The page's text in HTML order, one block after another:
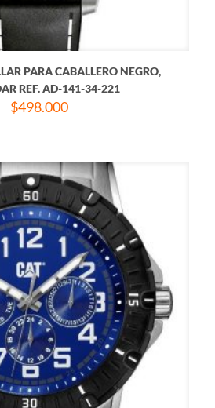
PARA CABALLERO NEGRO,
REF. AD-141-34-221
$498.000